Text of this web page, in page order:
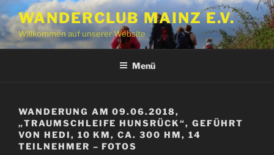
Inhalt
springen
WANDERCLUB MAINZ E.V.
Willkommen auf unserer Website
Menü
WANDERUNG AM 09.06.2018,
„TRAUMSCHLEIFE HUNSRÜCK“, GEFÜHRT
VON HEDI, 10 KM, CA. 300 HM, 14
TEILNEHMER – FOTOS